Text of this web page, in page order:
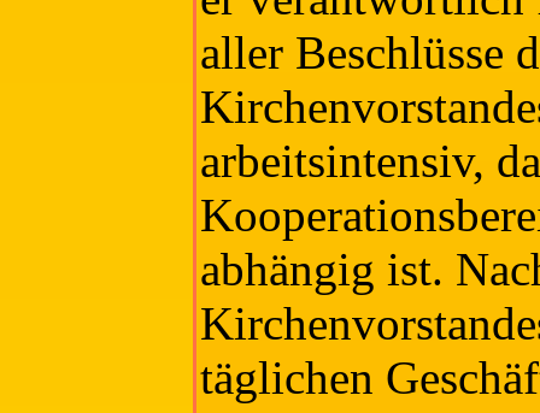
aller Beschlüsse
arbeitsintensiv,
abhängig ist.
täglichen